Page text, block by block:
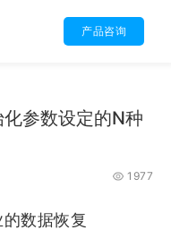
产品咨询
参数设定的N种
1977
的数据恢复